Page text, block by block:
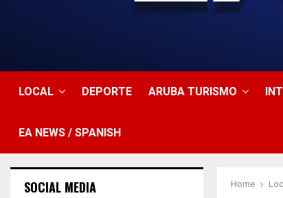
LOCAL DEPORTE ARUBA TURISMO
EA NEWS / SPANISH
Home
SOCIAL MEDIA